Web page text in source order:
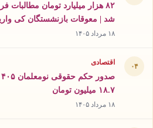
۸۲ هزار میلیارد تومان
شد | معوقات بازنشستگان کی
۱۸ مرداد ۱۴۰۵
۰۴ اقتصادی
۱۸.۷ میلیون تومان
۱۸ مرداد ۱۴۰۵